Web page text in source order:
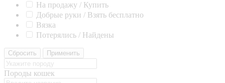
На продажу / Купить
Добрые руки / Взять бесплатно
Вязка
Потерялись / Найдены
Сбросить Применить
Породы кошек